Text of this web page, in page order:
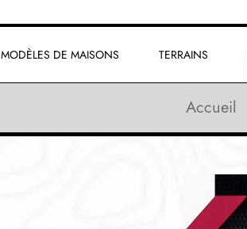
MODÈLES DE MAISONS TERRAINS
Accueil